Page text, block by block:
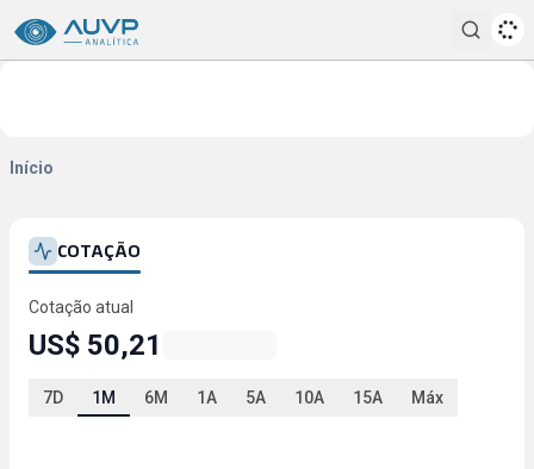
Início
COTAÇÃO
Cotação atual
US$ 50,21
7D 1M 6M 1A 5A 10A 15A Máx